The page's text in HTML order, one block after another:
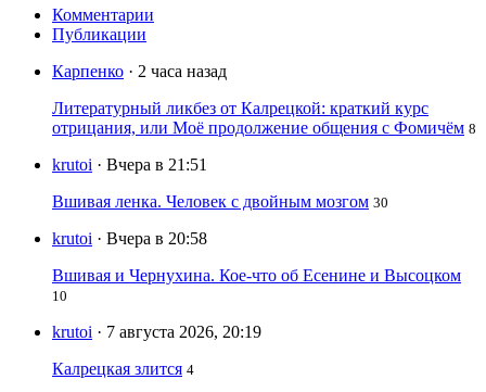
Комментарии
Публикации
Карпенко · 2 часа назад
Литературный ликбез от Калрецкой: краткий курс
отрицания, или Моё продолжение общения с Фомичём 8
krutoi · Вчера в 21:51
Вшивая ленка. Человек с двойным мозгом 30
krutoi · Вчера в 20:58
Вшивая и Чернухина. Кое-что об Есенине и Высоцком
10
krutoi · 7 августа 2026, 20:19
Калрецкая злится 4